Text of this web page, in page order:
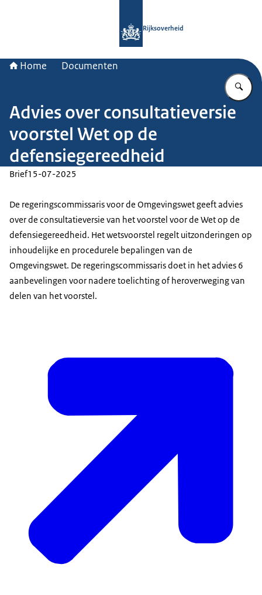
Rijksoverheid
Home Documenten
Advies over consultatieversie
voorstel Wet op de
defensiegereedheid
Brief15-07-2025
De regeringscommissaris voor de Omgevingswet geeft advies
over de consultatieversie van het voorstel voor de Wet op de
defensiegereedheid. Het wetsvoorstel regelt uitzonderingen op
inhoudelijke en procedurele bepalingen van de
Omgevingswet. De regeringscommissaris doet in het advies 6
aanbevelingen voor nadere toelichting of heroverweging van
delen van het voorstel.